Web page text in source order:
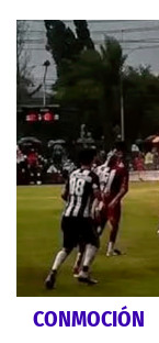
CONMOCIÓN